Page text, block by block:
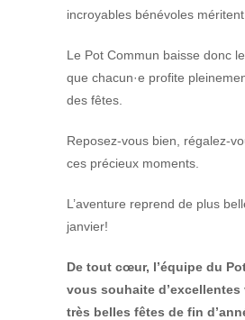
incroyables bénévoles
Le Pot Commun baisse donc
que chacun·e profite
des fêtes.
Reposez-vous bien, régalez-
ces précieux moments.
L’aventure reprend de plus
janvier!
De tout cœur, l’équipe du
vous souhaite d’excellentes
très belles fêtes de fin